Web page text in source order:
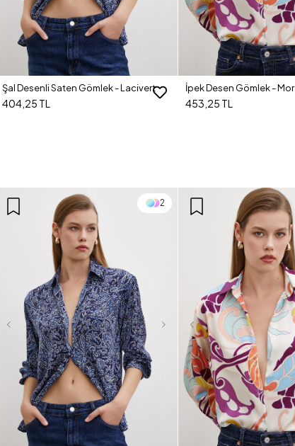
Şal Desenli Saten Gömlek - Lacivert
404,25 TL
İpek Desen Gömlek - Mor
453,25 TL
2